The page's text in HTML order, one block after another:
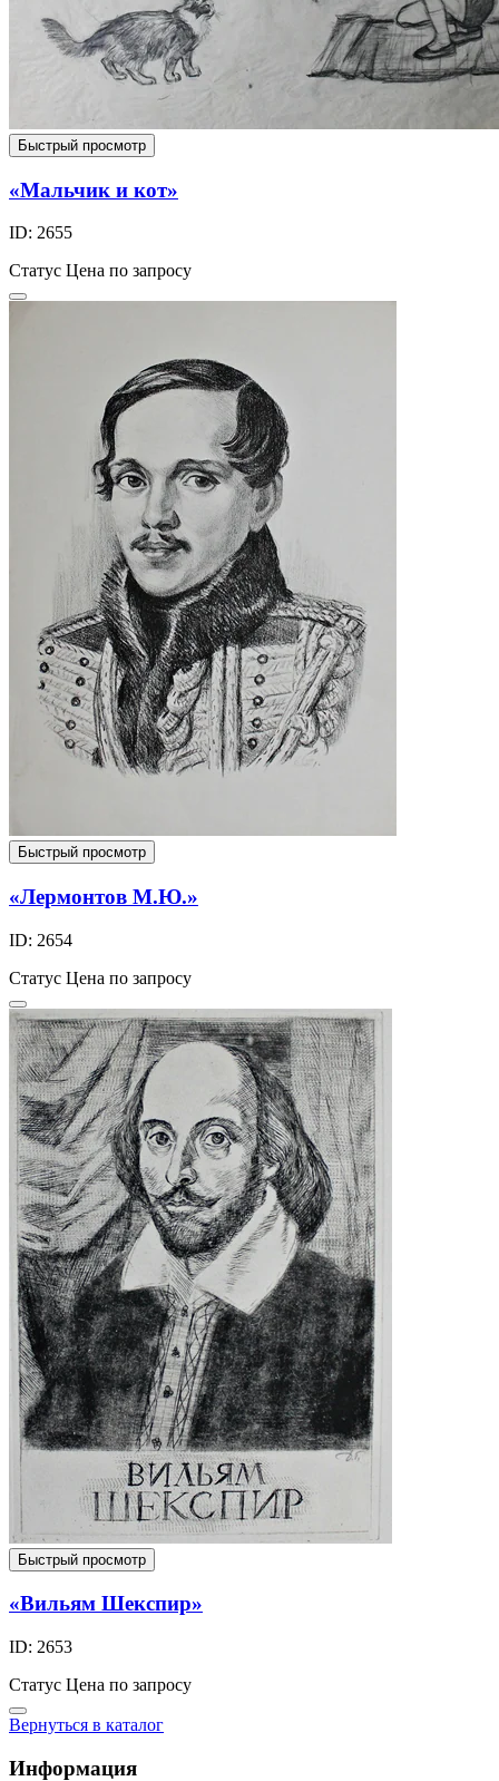
Быстрый просмотр
«Мальчик и кот»
ID: 2655
Статус Цена по запросу
Быстрый просмотр
«Лермонтов М.Ю.»
ID: 2654
Статус Цена по запросу
Быстрый просмотр
«Вильям Шекспир»
ID: 2653
Статус Цена по запросу
Вернуться в каталог
Информация